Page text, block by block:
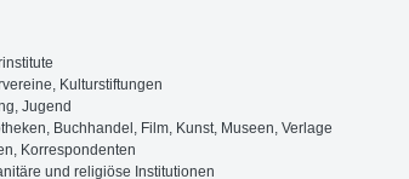
Kulturstiftungen
Jugend
Buchhandel, Film, Kunst, Museen, Verlage
Korrespondenten
und religiöse Institutionen